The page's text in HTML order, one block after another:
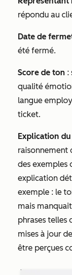
répondu au
Date de
été fermé.
Score de ton :
qualité
langue
ticket.
Explication
raisonnement
des exemples
explication
exemple : le
mais
phrases telles
mises à jour
être perçues